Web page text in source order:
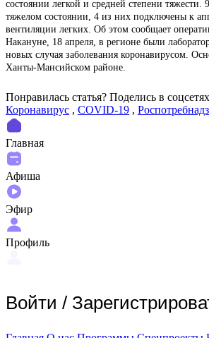
состоянии легкой и средней степени тяжести.
тяжелом состоянии, 4 из них подключены к
вентиляции легких. Об этом сообщает
Накануне, 18 апреля, в регионе были
новых случая заболевания коронавирусом.
Ханты-Мансийском районе.
Понравилась статья? Поделиcь в
Коронавирус , COVID-19 ,
Главная
Афиша
Эфир
Профиль
Войти /